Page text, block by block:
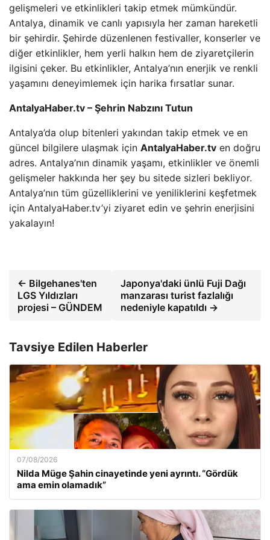
gelişmeleri ve etkinlikleri takip etmek mümkündür.
Antalya, dinamik ve canlı yapısıyla her zaman hareketli
bir şehirdir. Şehirde düzenlenen festivaller, konserler ve
diğer etkinlikler, hem yerli halkın hem de ziyaretçilerin
ilgisini çeker. Bu etkinlikler, Antalya’nın enerjik ve renkli
yaşamını deneyimlemek için harika fırsatlar sunar.
AntalyaHaber.tv – Şehrin Nabzını Tutun
Antalya’da olup bitenleri yakından takip etmek ve en
güncel bilgilere ulaşmak için AntalyaHaber.tv en doğru
adres. Antalya’nın dinamik yaşamı, etkinlikler ve önemli
gelişmeler hakkında her şey bu sitede sizleri bekliyor.
Antalya’nın tüm güzelliklerini ve yeniliklerini keşfetmek
için AntalyaHaber.tv’yi ziyaret edin ve şehrin enerjisini
yakalayın!
← Bilgehanes'ten
LGS Yıldızları
projesi – GÜNDEM
Japonya'daki ünlü Fuji Dağı
manzarası turist fazlalığı
nedeniyle kapatıldı →
Tavsiye Edilen Haberler
07/08/2026
Nilda Müge Şahin cinayetinde yeni ayrıntı. “Gördük
ama emin olamadık”